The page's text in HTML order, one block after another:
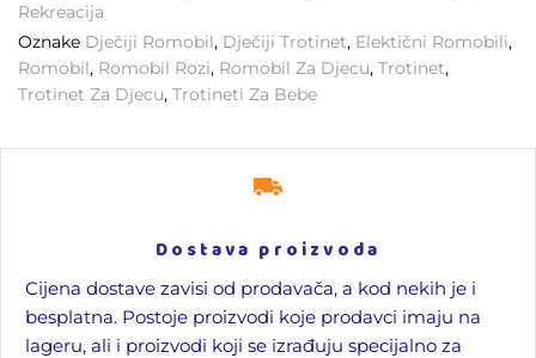
Rekreacija
Oznake Dječiji Romobil, Dječiji Trotinet, Elektični Romobili,
Romobil, Romobil Rozi, Romobil Za Djecu, Trotinet,
Trotinet Za Djecu, Trotineti Za Bebe
Dostava proizvoda
Cijena dostave zavisi od prodavača, a kod nekih je i
besplatna. Postoje proizvodi koje prodavci imaju na
lageru, ali i proizvodi koji se izrađuju specijalno za